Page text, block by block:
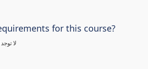
for this course?
لا